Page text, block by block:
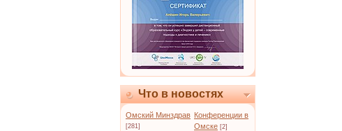
Что в новостях
Омский Минздрав
[281]
Конференции в
Омске [2]